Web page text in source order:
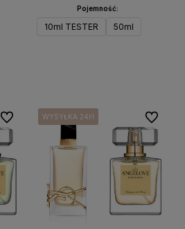
Pojemność:
10ml TESTER 50ml
Do ulubionychWYSYŁKA 24H
WYSYŁKA 24H
WYSYŁKA 24H
WYSYŁKA 24H Do